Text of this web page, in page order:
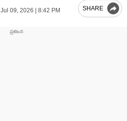
Jul 09, 2026 | 8:42 PM SHARE